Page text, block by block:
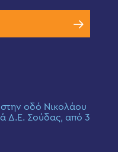
οδό Νικολάου
Δ.Ε. Σούδας, από 3